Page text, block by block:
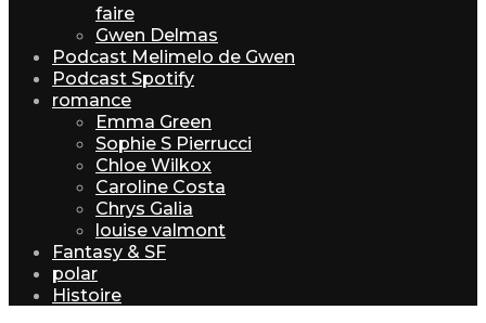
faire
Gwen Delmas
Podcast Melimelo de Gwen
Podcast Spotify
romance
Emma Green
Sophie S Pierrucci
Chloe Wilkox
Caroline Costa
Chrys Galia
louise valmont
Fantasy & SF
polar
Histoire